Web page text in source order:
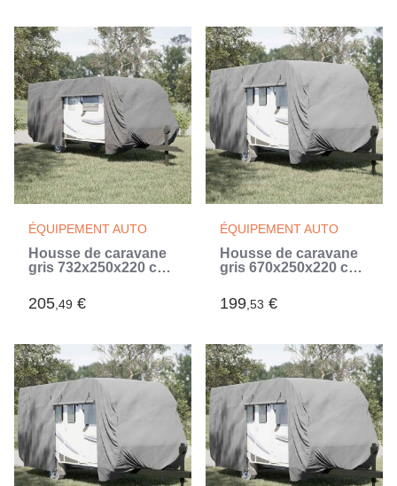
ÉQUIPEMENT AUTO
Housse de caravane
gris 732x250x220 cm
205,49 €
ÉQUIPEMENT AUTO
Housse de caravane
gris 670x250x220 cm
199,53 €